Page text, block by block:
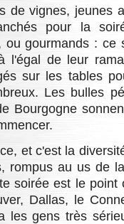
de vignes, jeunes
pour la
ou gourmands :
l'égal de leur
sur les tables
Les bulles
Bourgogne
et c'est la
rompus au us de
soirée est le point
Dallas, le
les gens très